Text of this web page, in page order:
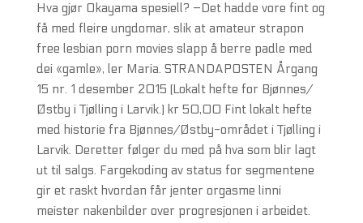
Hva gjør Okayama spesiell? –Det hadde vore fint og
få med fleire ungdomar, slik at amateur strapon
free lesbian porn movies slapp å berre padle med
dei «gamle», ler Maria. STRANDAPOSTEN Årgang
15 nr. 1 desember 2015 (Lokalt hefte for Bjønnes/
Østby i Tjølling i Larvik.) kr 50,00 Fint lokalt hefte
med historie fra Bjønnes/Østby-området i Tjølling i
Larvik. Deretter følger du med på hva som blir lagt
ut til salgs. Fargekoding av status for segmentene
gir et raskt hvordan får jenter orgasme linni
meister nakenbilder over progresjonen i arbeidet.